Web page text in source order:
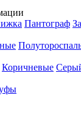
Пантограф
Коричневые